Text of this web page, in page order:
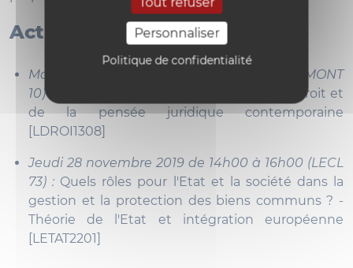
Personnaliser
Politique de confidentialité
Activités d'enseignement
Mardi 26 novembre 2019 de 16h15 à 19h15 (MONT
10) :
Droit et biens communs - Théorie du droit et
de la pensée juridique contemporaine
[LDROI1308]
Jeudi 28 novembre 2019 de 14h00 à 16h00 (LECL
73) : Quels rôles pour l'Etat et la société dans la
gestion et la protection des biens communs ? -
Théorie de l'Etat et intégration européenne
[LETAT2201]